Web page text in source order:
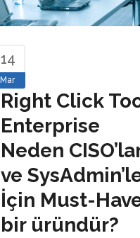
14
Mar
Right Click
Enterprise
Neden
ve
İçin Must-
bir üründür?